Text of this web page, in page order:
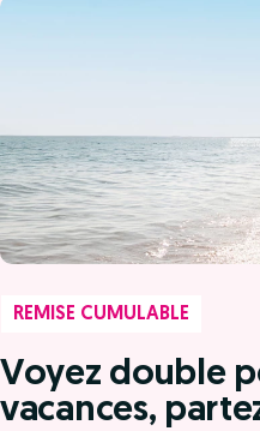
REMISE CUMULABLE
Voyez double
vacances,